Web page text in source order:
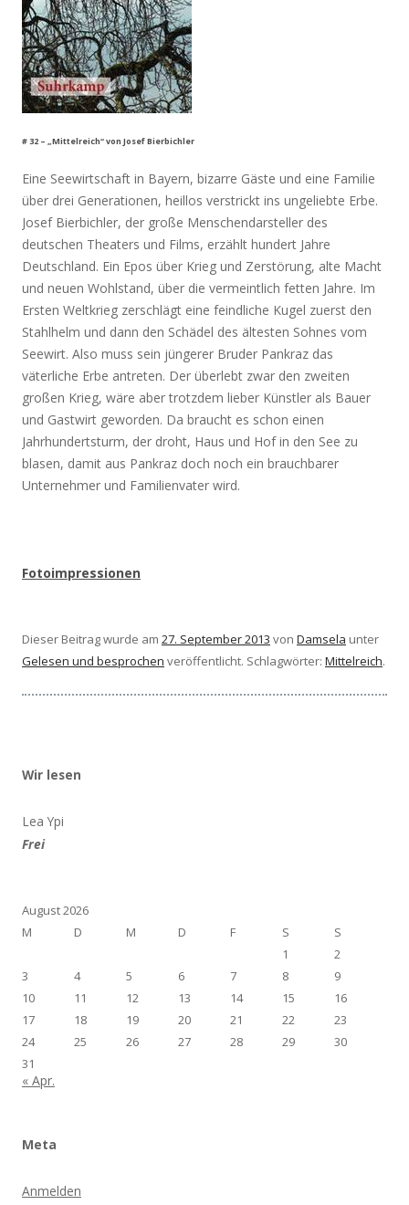
# 32 – „Mittelreich“ von Josef Bierbichler
Eine Seewirtschaft in Bayern, bizarre Gäste und eine Familie
über drei Generationen, heillos verstrickt ins ungeliebte Erbe.
Josef Bierbichler, der große Menschendarsteller des
deutschen Theaters und Films, erzählt hundert Jahre
Deutschland. Ein Epos über Krieg und Zerstörung, alte Macht
und neuen Wohlstand, über die vermeintlich fetten Jahre. Im
Ersten Weltkrieg zerschlägt eine feindliche Kugel zuerst den
Stahlhelm und dann den Schädel des ältesten Sohnes vom
Seewirt. Also muss sein jüngerer Bruder Pankraz das
väterliche Erbe antreten. Der überlebt zwar den zweiten
großen Krieg, wäre aber trotzdem lieber Künstler als Bauer
und Gastwirt geworden. Da braucht es schon einen
Jahrhundertsturm, der droht, Haus und Hof in den See zu
blasen, damit aus Pankraz doch noch ein brauchbarer
Unternehmer und Familienvater wird.
Fotoimpressionen
Dieser Beitrag wurde am 27. September 2013 von Damsela unter
Gelesen und besprochen veröffentlicht. Schlagwörter: Mittelreich.
Wir lesen
Lea Ypi
Frei
August 2026
M
D M D F S
S
1
2
3
4 5 6 7 8
9
10
11 12 13 14 15
16
17
18 19 20 21 22
23
24
25 26 27 28 29
30
31
« Apr.
Meta
Anmelden